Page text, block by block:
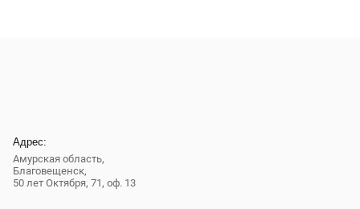
Адрес:
Амурская область,
Благовещенск,
50 лет Октября, 71, оф. 13